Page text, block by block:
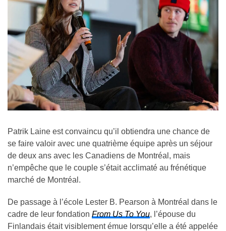
Patrik Laine est convaincu qu’il obtiendra une chance de
se faire valoir avec une quatrième équipe après un séjour
de deux ans avec les Canadiens de Montréal, mais
n’empêche que le couple s’était acclimaté au frénétique
marché de Montréal.
De passage à l’école Lester B. Pearson à Montréal dans le
cadre de leur fondation From Us To You, l’épouse du
Finlandais était visiblement émue lorsqu’elle a été appelée